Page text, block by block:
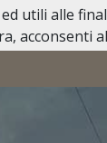
IN
utili alle
acconsenti